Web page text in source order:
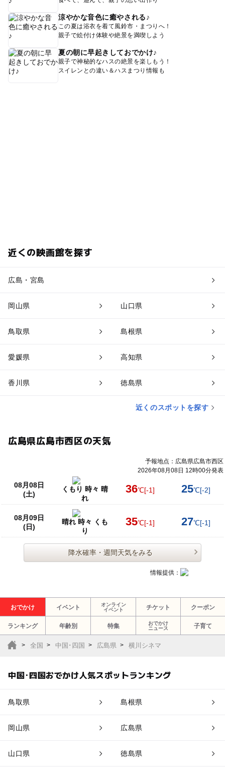
涼やかな音色に癒やされる♪
この夏は浴衣を着て風鈴市・まつりへ！
親子で絵付け体験や絶景を満喫しよう
夏の朝に早起きしておでかけ♪
親子で神秘的なハスの絶景を楽しもう！
スイレンとの違い＆ハスまつり情報も
近くの映画館を探す
広島・宮島
岡山県 山口県
鳥取県 島根県
愛媛県 高知県
香川県 徳島県
近くのスポットを探す
広島県広島市西区の天気
予報地点：広島県広島市西区
2026年08月08日 12時00分発表
08月08日
(土)
くもり 時々 晴
れ
36℃[-1] 25℃[-2]
08月09日
(日)
晴れ 時々 くも
り
35℃[-1] 27℃[-1]
降水確率・週間天気をみる
情報提供：
おでかけ イベント
オンライン
イベント
チケット クーポン
ランキング 年齢別 特集
おでかけ
ニュース
子育て
全国 中国･四国 広島県 横川シネマ
中国･四国おでかけ人気スポットランキング
鳥取県 島根県
岡山県 広島県
山口県 徳島県